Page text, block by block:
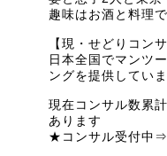
趣味はお酒と料理
【現・せどりコン
日本全国でマンツ
ングを提供してい
現在コンサル数累
あります
★コンサル受付中⇒